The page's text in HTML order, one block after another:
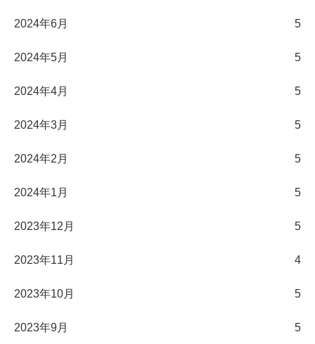
2024年6月 5
2024年5月 5
2024年4月 5
2024年3月 5
2024年2月 5
2024年1月 5
2023年12月 5
2023年11月 4
2023年10月 5
2023年9月 5